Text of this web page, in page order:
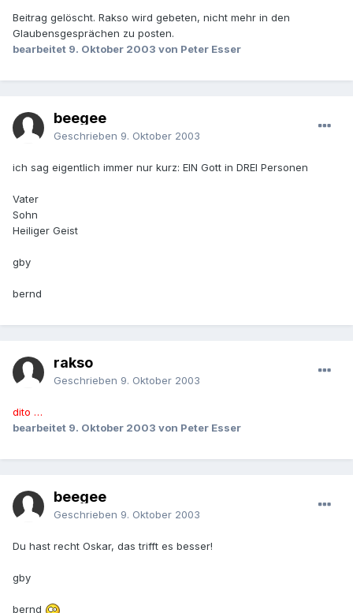
Beitrag gelöscht. Rakso wird gebeten, nicht mehr in den
Glaubensgesprächen zu posten.
bearbeitet 9. Oktober 2003 von Peter Esser
beegee
Geschrieben 9. Oktober 2003
ich sag eigentlich immer nur kurz: EIN Gott in DREI Personen
Vater
Sohn
Heiliger Geist
gby
bernd
rakso
Geschrieben 9. Oktober 2003
dito …
bearbeitet 9. Oktober 2003 von Peter Esser
beegee
Geschrieben 9. Oktober 2003
Du hast recht Oskar, das trifft es besser!
gby
bernd